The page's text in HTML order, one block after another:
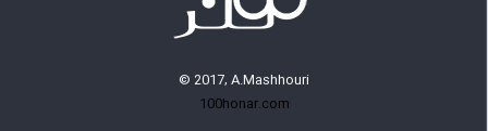
© 2017, A.Mashhouri
100honar.com